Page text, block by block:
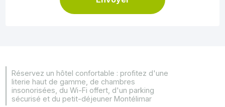
Réservez un hôtel confortable : profitez d'une
literie haut de gamme, de chambres
insonorisées, du Wi-Fi offert, d'un parking
sécurisé et du petit-déjeuner Montélimar